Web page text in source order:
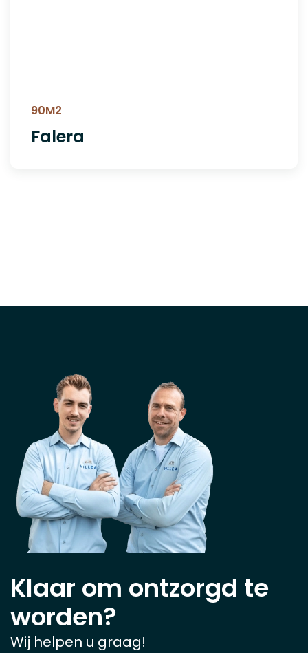
90M2
Falera
Klaar om ontzorgd te
worden?
Wij helpen u graag!